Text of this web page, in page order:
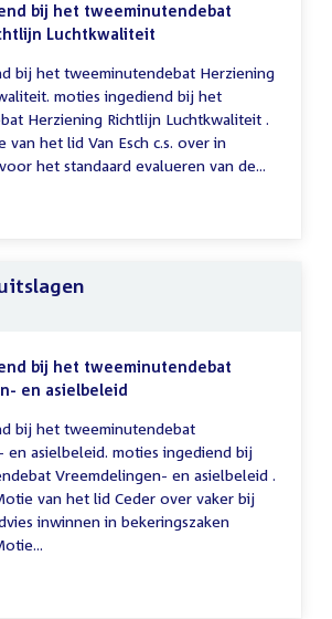
bij het tweeminutendebat
Luchtkwaliteit
bij het tweeminutendebat Herziening
moties ingediend bij het
Herziening Richtlijn Luchtkwaliteit .
het lid Van Esch c.s. over in
het standaard evalueren van de...
bij het tweeminutendebat
en asielbeleid
bij het tweeminutendebat
en asielbeleid. moties ingediend bij
Vreemdelingen- en asielbeleid .
van het lid Ceder over vaker bij
inwinnen in bekeringszaken